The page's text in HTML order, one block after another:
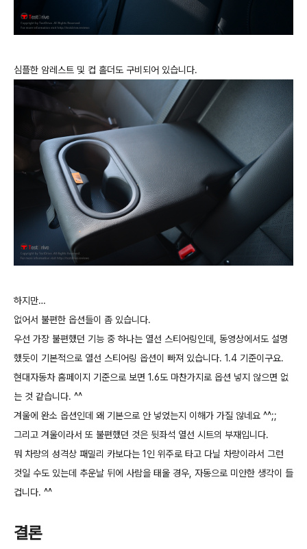
심플한 암레스트 및 컵 홀더도 구비되어 있습니다.
하지만…
없어서 불편한 옵션들이 좀 있습니다.
우선 가장 불편했던 기능 중 하나는 열선 스티어링인데, 동영상에서도 설명
했듯이 기본적으로 열선 스티어링 옵션이 빠져 있습니다. 1.4 기준이구요.
현대자동차 홈페이지 기준으로 보면 1.6도 마찬가지로 옵션 넣지 않으면 없
는 것 같습니다. ^^
겨울에 완소 옵션인데 왜 기본으로 안 넣었는지 이해가 가질 않네요 ^^;;
그리고 겨울이라서 또 불편했던 것은 뒷좌석 열선 시트의 부재입니다.
뭐 차량의 성격상 패밀리 카보다는 1인 위주로 타고 다닐 차량이라서 그런
것일 수도 있는데 추운날 뒤에 사람을 태울 경우, 자동으로 미안한 생각이 들
겁니다. ^^
결론